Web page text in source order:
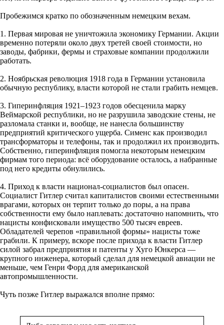
Пробежимся кратко по обозначенным немецким вехам.
1. Первая мировая не уничтожила экономику Германии. Акции
временно потеряли около двух третей своей стоимости, но
заводы, фабрики, фермы и страховые компании продолжили
работать.
2. Ноябрьская революция 1918 года в Германии установила
обычную республику, власти которой не стали грабить немцев.
3. Гиперинфляция 1921–1923 годов обесценила марку
Веймарской республики, но не разрушила заводские стены, не
разломала станки и, вообще, не нанесла большинству
предприятий критического ущерба. Сименс как производил
трансформаторы и телефоны, так и продолжил их производить.
Собственно, гиперинфляция помогла некоторым немецким
фирмам того периода: всё оборудование осталось, а набранные
под него кредиты обнулились.
4. Приход к власти национал-социалистов был опасен.
Социалист Гитлер считал капиталистов своими естественными
врагами, которых он терпит только до поры, а на права
собственности ему было наплевать: достаточно напомнить, что
нацисты конфисковали имущество 500 тысяч евреев.
Обладателей черепов «правильной формы» нацисты тоже
грабили. К примеру, вскоре после прихода к власти Гитлер
силой забрал предприятия и патенты у Хуго Юнкерса —
крупного инженера, который сделал для немецкой авиации не
меньше, чем Генри Форд для американской
автопромышленности.
Чуть позже Гитлер выражался вполне прямо: